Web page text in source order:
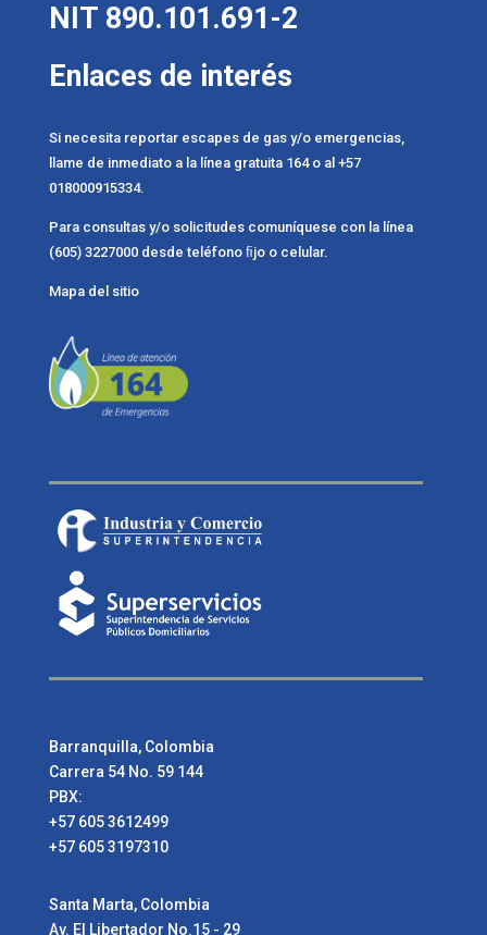
NIT 890.101.691-2
Enlaces de interés
Si necesita reportar escapes de gas y/o emergencias,
llame de inmediato a la línea gratuita 164 o al +57
018000915334.
Para consultas y/o solicitudes comuníquese con la línea
(605) 3227000 desde teléfono ﬁjo o celular.
Mapa del sitio
Barranquilla, Colombia
Carrera 54 No. 59 144
PBX:
+57 605 3612499
+57 605 3197310
Santa Marta, Colombia
Av. El Libertador No.15 - 29